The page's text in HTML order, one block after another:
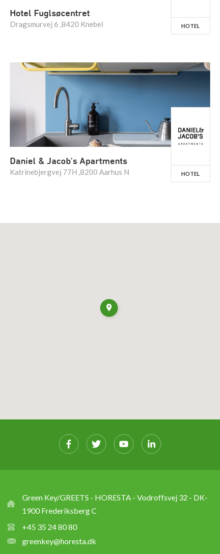
Hotel Fuglsøcentret
Dragsmurvej 6 ,8420 Knebel HOTEL
Daniel & Jacob's Apartments
Katrinebjergvej 77H ,8200 Aarhus N HOTEL
Green Key/GREETS - HORESTA - Vodroffsvej 32 - DK-
1900 Frederiksberg C
+45 35 24 80 80
greenkey@horesta.dk